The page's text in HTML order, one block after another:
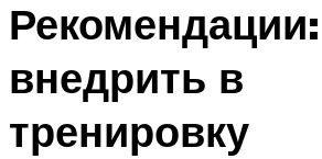
внедрить в
тренировку